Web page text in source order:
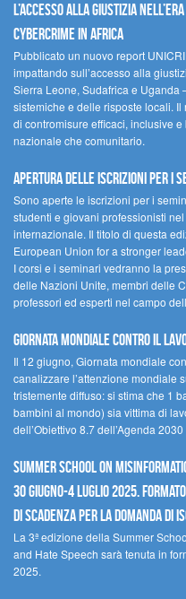
L’accesso alla giustizia
cybercrime in Africa
Pubblicato un nuovo report
impattando sull’accesso alla
Sierra Leone, Sudafrica e Uganda
sistemiche e delle risposte locali.
di contromisure efficaci, inclusive
nazionale che comunitario.
Apertura delle iscrizioni per i
Sono aperte le iscrizioni per i
studenti e giovani professionisti
internazionale. Il titolo di questa
European Union for a stronger
I corsi e i seminari vedranno la
delle Nazioni Unite, membri delle
professori ed esperti nel campo
Giornata mondiale contro il
Il 12 giugno, Giornata mondiale
canalizzare l’attenzione mondiale
tristemente diffuso: si stima che 1
bambini al mondo) sia vittima di
dell’Obiettivo 8.7 dell’Agenda
Summer School on
30 giugno-4 luglio 2025.
di scadenza per la domanda di
La 3ª edizione della Summer
and Hate Speech sarà tenuta in
2025.